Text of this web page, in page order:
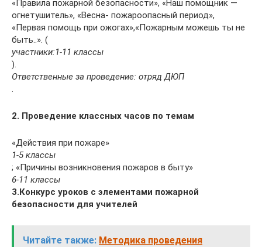
«Правила пожарной безопасности», «Наш помощник —
огнетушитель», «Весна- пожароопасный период»,
«Первая помощь при ожогах»,«Пожарным можешь ты не
быть..». (
участники:1-11 классы
).
Ответственные за проведение: отряд ДЮП
.
2. Проведение классных часов по темам
«Действия при пожаре»
1-5 классы
; «Причины возникновения пожаров в быту»
6-11 классы
3.Конкурс уроков с элементами пожарной
безопасности для учителей
Читайте также: Методика проведения